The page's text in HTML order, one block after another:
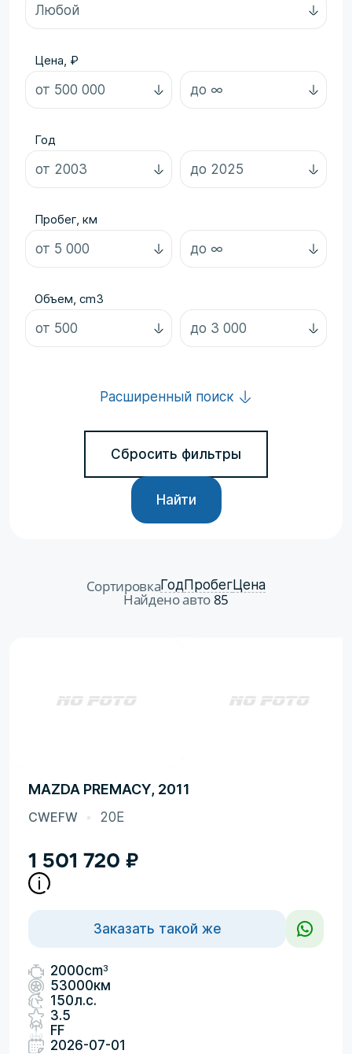
Цена, ₽
Год
Пробег, км
Объем, cm3
Расширенный поиск
Сбросить фильтры
Найти
СортировкаГодПробегЦена
Найдено авто 85
MAZDA PREMACY, 2011
CWEFW 20E
1 501 720 ₽
Заказать такой же
2000cm3
53000км
150л.с.
3.5
FF
2026-07-01